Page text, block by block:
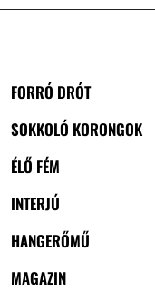
FORRÓ DRÓT
SOKKOLÓ KORONGOK
ÉLŐ FÉM
INTERJÚ
HANGERŐMŰ
MAGAZIN